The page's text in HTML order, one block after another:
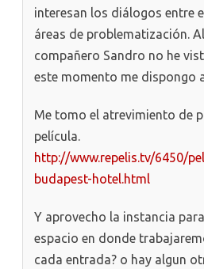
interesan los diálogos entre
áreas de problematización.
compañero Sandro no he
este momento me dispongo
Me tomo el atrevimiento de
película.
http://www.repelis.tv/6450/
budapest-hotel.html
Y aprovecho la instancia
espacio en donde
cada entrada? o hay algun